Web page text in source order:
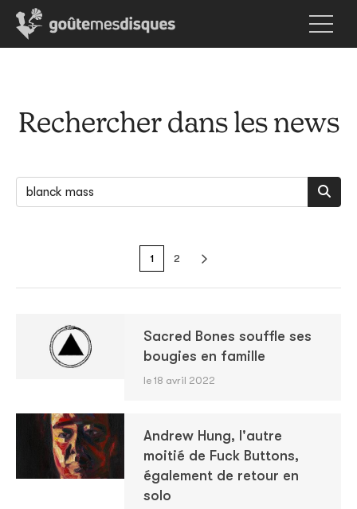
Rechercher dans les news
1 2
Sacred Bones souffle ses
bougies en famille
le 18 avril 2022
Andrew Hung, l'autre
moitié de Fuck Buttons,
également de retour en
solo